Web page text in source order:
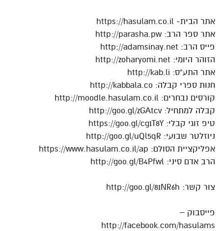
אתר הבית- https://hasulam.co.il
אתר ספר הרב: http://parasha.pw
פייס הרב: http://adamsinay.net
הזוהר היומי: http://zoharyomi.net
אתר התע”ס: http://kab.li
חנות ספרי קבלה: http://kabbala.co
קורסים נבחרים: http://moodle.hasulam.co.il
קבלה למתחיל: http://goo.gl/zGAtcv
טיפ זוגי קבלי: https://goo.gl/cg1T8Y
ניוזלטר שבועי: http://goo.gl/uQl5qR
אפליקציית הסולם: https://www.hasulam.co.il/ap
הרב אדם סיני: http://goo.gl/B4Pfwl
צור קשר: http://goo.gl/81NR6h
פייסבוק –
http://facebook.com/hasulams